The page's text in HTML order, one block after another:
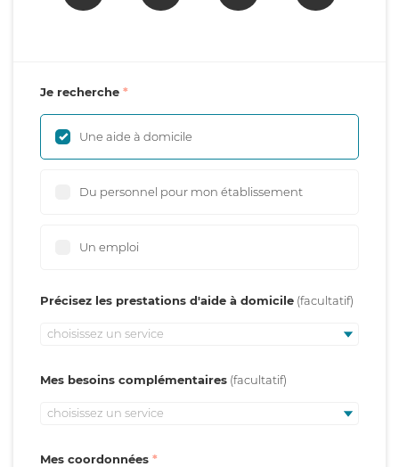
Je recherche
Une aide à domicile
Du personnel pour mon établissement
Un emploi
Précisez les prestations d'aide à domicile
choisissez un service
Mes besoins complémentaires
choisissez un service
Mes coordonnées